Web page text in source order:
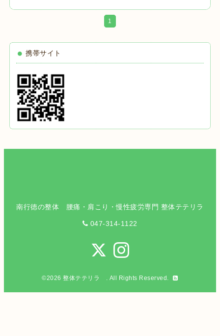
1
携帯サイト
南行徳の整体 腰痛・肩こり・慢性疲労専門 整体テテリラ
047-314-1122
©2026整体テテリラ . All Rights Reserved.